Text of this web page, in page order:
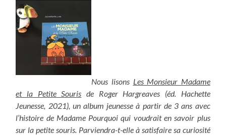
Nous lisons Les Monsieur Madame
et la Petite Souris de Roger Hargreaves (éd. Hachette
Jeunesse, 2021), un album jeunesse à partir de 3 ans avec
l’histoire de Madame Pourquoi qui voudrait en savoir plus
sur la petite souris. Parviendra-t-elle à satisfaire sa curiosité